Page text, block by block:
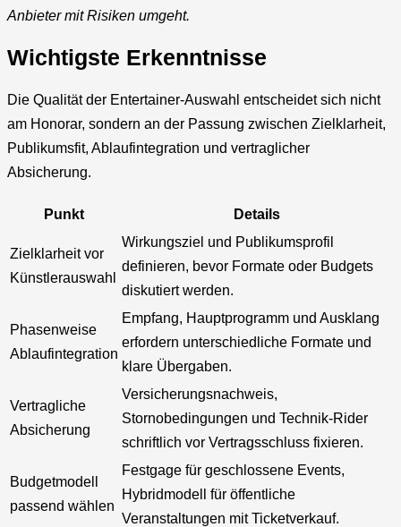
Anbieter mit Risiken umgeht.
Wichtigste Erkenntnisse
Die Qualität der Entertainer-Auswahl entscheidet sich nicht
am Honorar, sondern an der Passung zwischen Zielklarheit,
Publikumsfit, Ablaufintegration und vertraglicher
Absicherung.
Punkt Details
Zielklarheit vor
Künstlerauswahl
Wirkungsziel und Publikumsprofil
definieren, bevor Formate oder Budgets
diskutiert werden.
Phasenweise
Ablaufintegration
Empfang, Hauptprogramm und Ausklang
erfordern unterschiedliche Formate und
klare Übergaben.
Vertragliche
Absicherung
Versicherungsnachweis,
Stornobedingungen und Technik-Rider
schriftlich vor Vertragsschluss fixieren.
Budgetmodell
passend wählen
Festgage für geschlossene Events,
Hybridmodell für öffentliche
Veranstaltungen mit Ticketverkauf.